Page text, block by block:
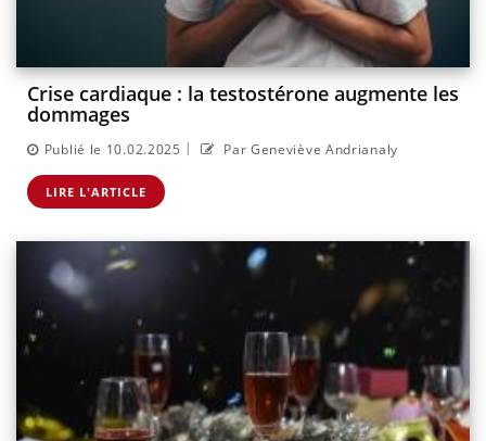
Crise cardiaque : la testostérone augmente les
dommages
Publié le 10.02.2025 | Par Geneviève Andrianaly
LIRE L'ARTICLE